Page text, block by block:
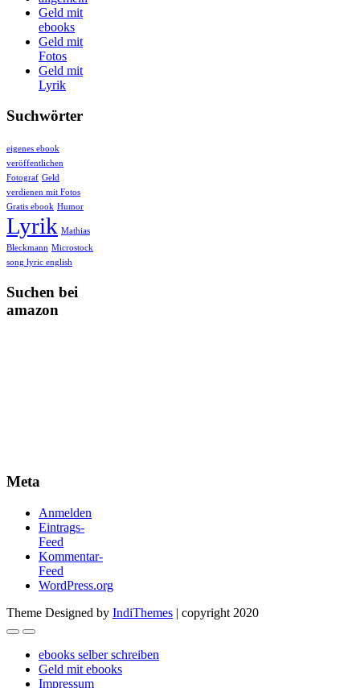
Geld mit
ebooks
Geld mit
Fotos
Geld mit
Lyrik
Suchwörter
eigenes ebook
veröffentlichen
Fotograf Geld
verdienen mit Fotos
Gratis ebook Humor
Lyrik Mathias
Bleckmann Microstock
song lyric english
Suchen bei
amazon
Meta
Anmelden
Eintrags-
Feed
Kommentar-
Feed
WordPress.org
Theme Designed by IndiThemes | copyright 2020
ebooks selber schreiben
Geld mit ebooks
Impressum